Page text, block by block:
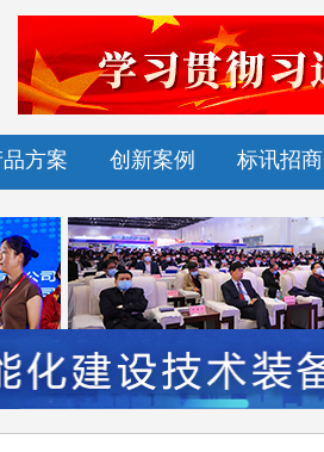
品方案 创新案例 标讯招商